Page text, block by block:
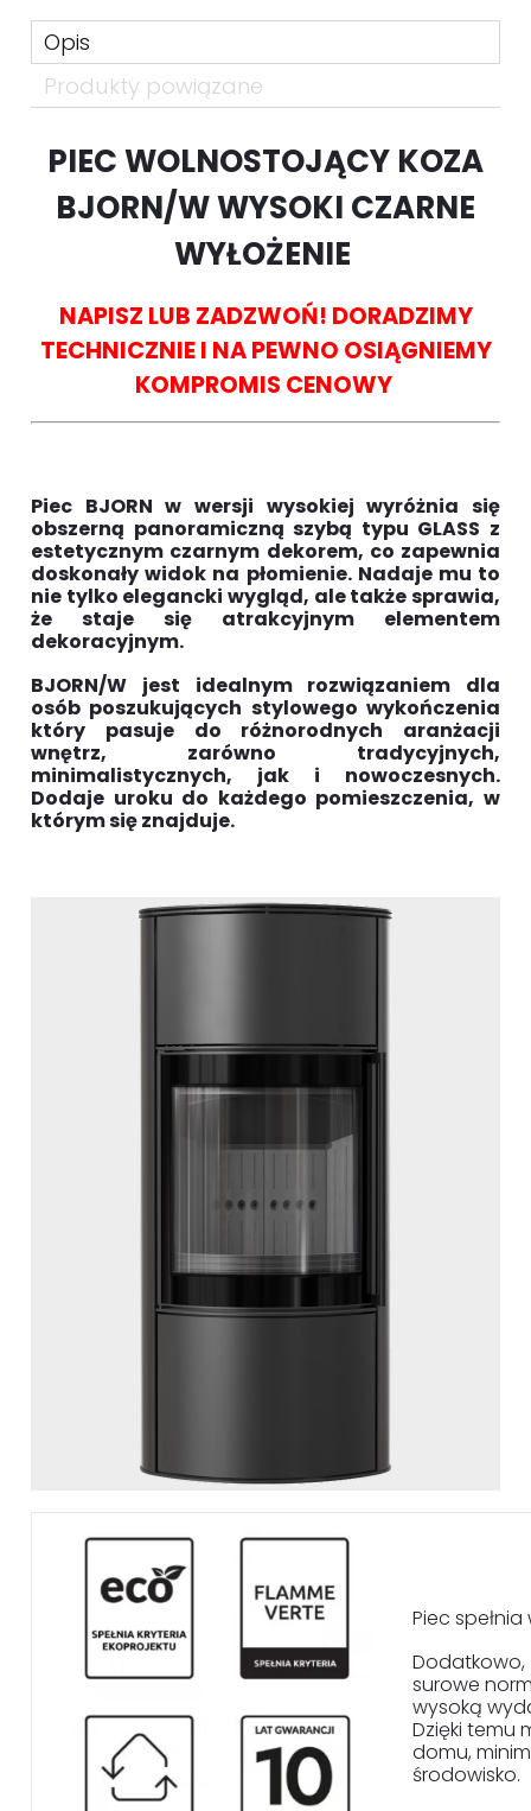
Opis
Produkty powiązane
PIEC WOLNOSTOJĄCY KOZA
BJORN/W WYSOKI CZARNE
WYŁOŻENIE
NAPISZ LUB ZADZWOŃ! DORADZIMY
TECHNICZNIE I NA PEWNO OSIĄGNIEMY
KOMPROMIS CENOWY
Piec BJORN w wersji wysokiej wyróżnia się
obszerną panoramiczną szybą typu GLASS z
estetycznym czarnym dekorem, co zapewnia
doskonały widok na płomienie. Nadaje mu to
nie tylko elegancki wygląd, ale także sprawia,
że staje się atrakcyjnym elementem
dekoracyjnym.
BJORN/W jest idealnym rozwiązaniem dla
osób poszukujących stylowego wykończenia
który pasuje do różnorodnych aranżacji
wnętrz, zarówno tradycyjnych,
minimalistycznych, jak i nowoczesnych.
Dodaje uroku do każdego pomieszczenia, w
którym się znajduje.
Piec
Dodatkowo,
surowe
wysoką
Dzięki temu
domu,
środowisko.